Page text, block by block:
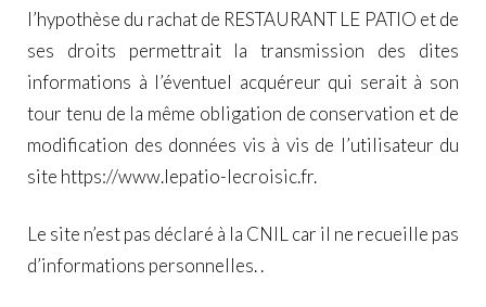
l’hypothèse du rachat de RESTAURANT LE PATIO et de
ses droits permettrait la transmission des dites
informations à l’éventuel acquéreur qui serait à son
tour tenu de la même obligation de conservation et de
modification des données vis à vis de l’utilisateur du
site https://www.lepatio-lecroisic.fr.
Le site n’est pas déclaré à la CNIL car il ne recueille pas
d’informations personnelles. .